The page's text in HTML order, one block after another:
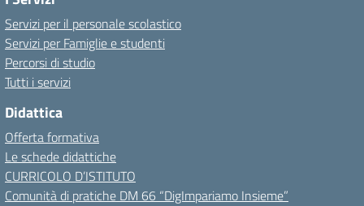
Servizi per il personale scolastico
Servizi per Famiglie e studenti
Percorsi di studio
Tutti i servizi
Didattica
Offerta formativa
Le schede didattiche
CURRICOLO D’ISTITUTO
Comunità di pratiche DM 66 “DigImpariamo Insieme”